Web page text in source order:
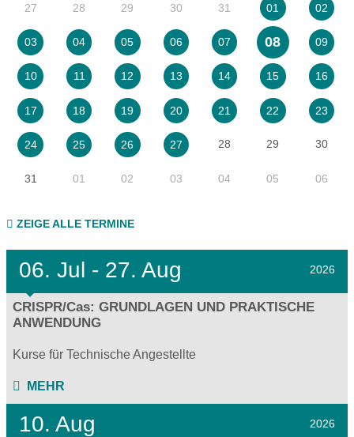
27 28 29 30 31 01 02
03 04 05 06 07 08 09
10 11 12 13 14 15 16
17 18 19 20 21 22 23
24 25 26 27 28 29 30
31 01 02 03 04 05 06
ZEIGE ALLE TERMINE
06. Jul - 27. Aug 2026
CRISPR/Cas: GRUNDLAGEN UND PRAKTISCHE
ANWENDUNG
Kurse für Technische Angestellte
MEHR
10. Aug 2026